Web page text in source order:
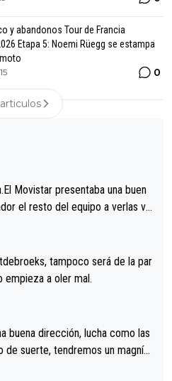
y abandonos Tour de Francia
Etapa 5: Noemi Rüegg se estampa
0
Movistar presentaba una buen
el resto del equipo a verlas ve
de Enric Más en San Seb
sigue la mejoría, podríamos ten
tampoco será de la par
empieza a oler mal.
buena dirección, lucha como las
de suerte, tendremos un magnífi